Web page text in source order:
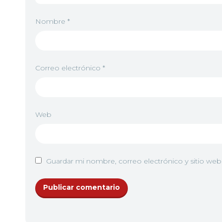
Nombre *
Correo electrónico *
Web
Guardar mi nombre, correo electrónico y sitio